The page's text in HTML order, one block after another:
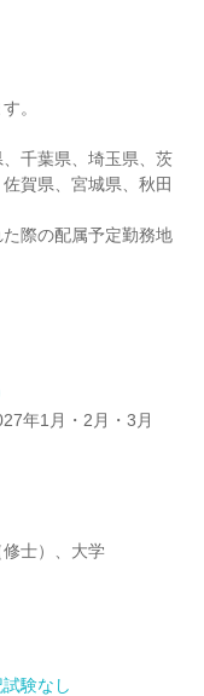
。
千葉県、埼玉県、茨
賀県、宮城県、秋田
際の配属予定勤務地
年1月・2月・3月
士）、大学
験なし